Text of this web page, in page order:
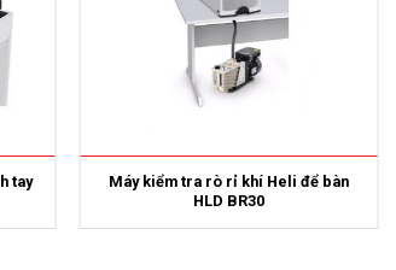
tay
Máy kiểm tra rò rỉ khí Heli để bàn
HLD BR30